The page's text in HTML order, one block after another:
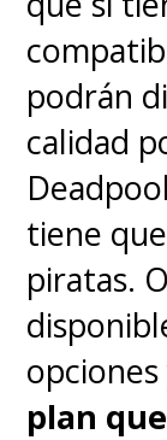
podrán
calidad
tiene
piratas.
opciones
plan